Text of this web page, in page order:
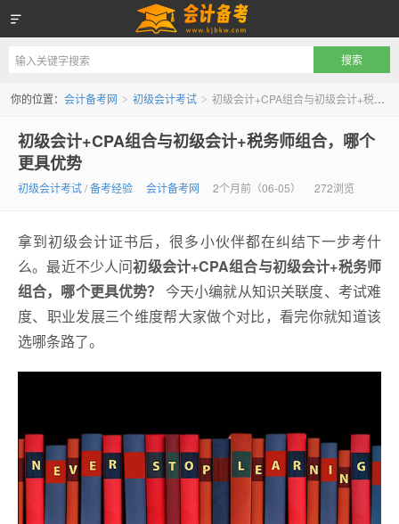
会计备考网
你的位置： 会计备考网 > 初级会计考试 > 初级会计+CPA组合与初级会计+税务师组合，哪个更具优势
初级会计+CPA组合与初级会计+税务师组合，哪个
更具优势
初级会计考试/备考经验 会计备考网 2个月前（06-05） 272浏览
拿到初级会计证书后，很多小伙伴都在纠结下一步考什
么。最近不少人问初级会计+CPA组合与初级会计+税务师
组合，哪个更具优势？ 今天小编就从知识关联度、考试难
度、职业发展三个维度帮大家做个对比，看完你就知道该
选哪条路了。